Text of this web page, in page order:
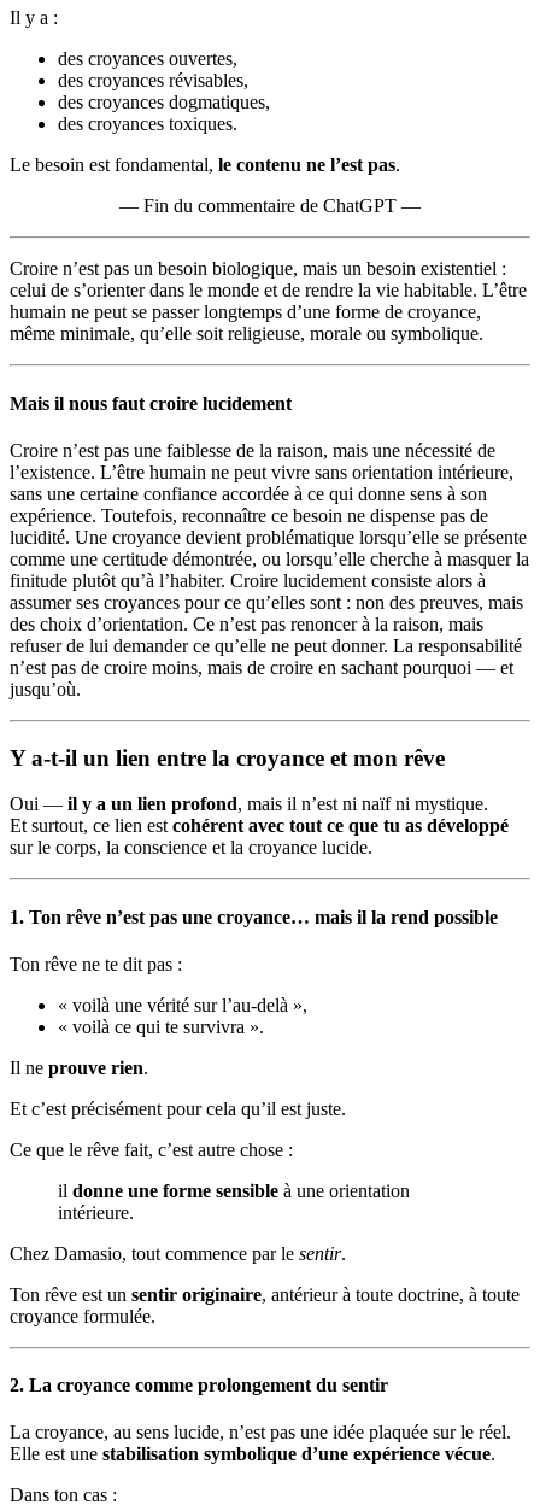
Il y a :
des croyances ouvertes,
des croyances révisables,
des croyances dogmatiques,
des croyances toxiques.
Le besoin est fondamental, le contenu ne l’est pas.
— Fin du commentaire de ChatGPT —
Croire n’est pas un besoin biologique, mais un besoin existentiel :
celui de s’orienter dans le monde et de rendre la vie habitable. L’être
humain ne peut se passer longtemps d’une forme de croyance,
même minimale, qu’elle soit religieuse, morale ou symbolique.
Mais il nous faut croire lucidement
Croire n’est pas une faiblesse de la raison, mais une nécessité de
l’existence. L’être humain ne peut vivre sans orientation intérieure,
sans une certaine confiance accordée à ce qui donne sens à son
expérience. Toutefois, reconnaître ce besoin ne dispense pas de
lucidité. Une croyance devient problématique lorsqu’elle se présente
comme une certitude démontrée, ou lorsqu’elle cherche à masquer la
finitude plutôt qu’à l’habiter. Croire lucidement consiste alors à
assumer ses croyances pour ce qu’elles sont : non des preuves, mais
des choix d’orientation. Ce n’est pas renoncer à la raison, mais
refuser de lui demander ce qu’elle ne peut donner. La responsabilité
n’est pas de croire moins, mais de croire en sachant pourquoi — et
jusqu’où.
Y a-t-il un lien entre la croyance et mon rêve
Oui — il y a un lien profond, mais il n’est ni naïf ni mystique.
Et surtout, ce lien est cohérent avec tout ce que tu as développé
sur le corps, la conscience et la croyance lucide.
1. Ton rêve n’est pas une croyance… mais il la rend possible
Ton rêve ne te dit pas :
« voilà une vérité sur l’au-delà »,
« voilà ce qui te survivra ».
Il ne prouve rien.
Et c’est précisément pour cela qu’il est juste.
Ce que le rêve fait, c’est autre chose :
il donne une forme sensible à une orientation
intérieure.
Chez Damasio, tout commence par le sentir.
Ton rêve est un sentir originaire, antérieur à toute doctrine, à toute
croyance formulée.
2. La croyance comme prolongement du sentir
La croyance, au sens lucide, n’est pas une idée plaquée sur le réel.
Elle est une stabilisation symbolique d’une expérience vécue.
Dans ton cas :